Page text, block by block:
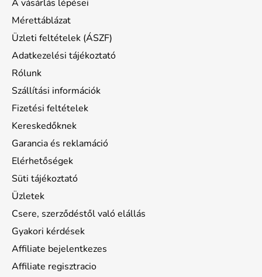
A vásárlás lépései
Mérettáblázat
Üzleti feltételek (ÁSZF)
Adatkezelési tájékoztató
Rólunk
Szállítási információk
Fizetési feltételek
Kereskedőknek
Garancia és reklamáció
Elérhetőségek
Süti tájékoztató
Üzletek
Csere, szerződéstől való elállás
Gyakori kérdések
Affiliate bejelentkezes
Affiliate regisztracio